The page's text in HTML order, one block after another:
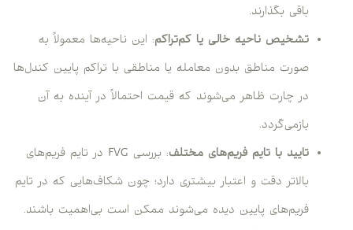
باقی بگذارند.
تشخیص ناحیه خالی یا کم‌تراکم: این ناحیه‌ها معمولاً به
صورت مناطق بدون معامله یا مناطقی با تراکم پایین کندل‌ها
در چارت ظاهر می‌شوند که قیمت احتمالاً در آینده به آن
بازمی‌گردد.
تایید با تایم فریم‌های مختلف
: بررسی FVG در تایم فریم‌های
بالاتر دقت و اعتبار بیشتری دارد؛ چون شکاف‌هایی که در تایم
فریم‌های پایین دیده می‌شوند ممکن است بی‌اهمیت باشند.